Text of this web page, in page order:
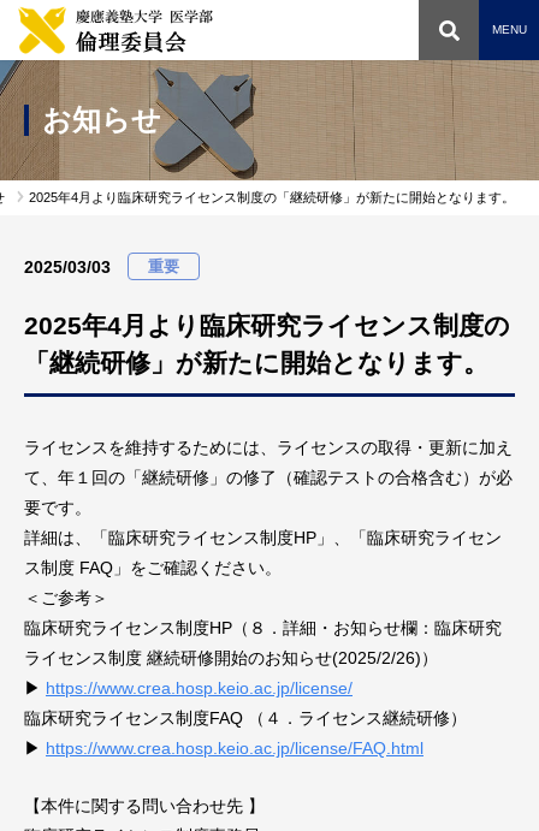
MENU
委員会概要
審査・申請について
委員会スケジュール
申請方法・申請書類
議事録・承認リスト
承認リスト
申請システム
慶應義塾大学医学部倫理審査申請システム
臨床研究教育研修受講管理システム
関連サイト集
お問い合わせ
お知らせ
2025年4月より臨床研究ライセンス制度の「継続研修」が新たに開始となります。
2025/03/03 重要
2025年4月より臨床研究ライセンス制度の
「継続研修」が新たに開始となります。
ライセンスを維持するためには、ライセンスの取得・更新に加え
て、年１回の「継続研修」の修了（確認テストの合格含む）が必
要です。
詳細は、「臨床研究ライセンス制度HP」、「臨床研究ライセン
ス制度 FAQ」をご確認ください。
＜ご参考＞
臨床研究ライセンス制度HP（８．詳細・お知らせ欄：臨床研究
ライセンス制度 継続研修開始のお知らせ(2025/2/26)）
▶ https://www.crea.hosp.keio.ac.jp/license/
臨床研究ライセンス制度FAQ （４．ライセンス継続研修）
▶ https://www.crea.hosp.keio.ac.jp/license/FAQ.html
【本件に関する問い合わせ先 】